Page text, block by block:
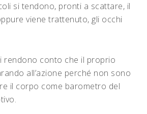
si tendono, pronti a scattare, il
viene trattenuto, gli occhi
rendono conto che il proprio
all’azione perché non sono
il corpo come barometro del